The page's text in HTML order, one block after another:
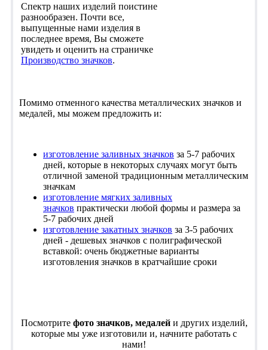
Спектр наших изделий поистине
разнообразен. Почти все,
выпущенные нами изделия в
последнее время, Вы сможете
увидеть и оценить на страничке
Производство значков.
Помимо отменного качества металлических значков и
медалей, мы можем предложить и:
изготовление заливных значков за 5-7 рабочих
дней, которые в некоторых случаях могут быть
отличной заменой традиционным металлическим
значкам
изготовление мягких заливных
значков практически любой формы и размера за
5-7 рабочих дней
изготовление закатных значков за 3-5 рабочих
дней - дешевых значков с полиграфической
вставкой: очень бюджетные варианты
изготовления значков в кратчайшие сроки
Посмотрите фото значков, медалейи других изделий,
которые мы уже изготовили и, начните работать с
нами!